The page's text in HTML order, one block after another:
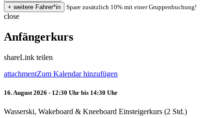
Spare zusätzlich 10% mit einer Gruppenbuchung!
close
Anfängerkurs
shareLink teilen
attachmentZum Kalendar hinzufügen
16. August 2026 - 12:30 Uhr bis 14:30 Uhr
Wasserski, Wakeboard & Kneeboard Einsteigerkurs (2 Std.)